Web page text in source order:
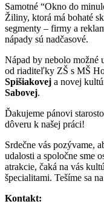
Samotné “Okno do
Žiliny, ktorá má bohaté
segmenty – firmy a
nápady sú nadčasové.
Nápad by nebolo možné
od riaditeľky ZŠ s MŠ
Spišiakovej a novej
Sabovej.
Ďakujeme pánovi
dôveru k našej práci!
Srdečne vás pozývame,
udalosti a spoločne sme
atrakcie, čaká na vás
špecialitami. Tešíme sa
Kontakt: